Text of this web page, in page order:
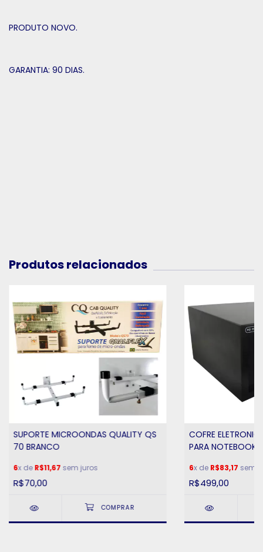
PRODUTO NOVO.
GARANTIA: 90 DIAS.
Produtos relacionados
SUPORTE MICROONDAS QUALITY QS
70 BRANCO
6x deR$11,67 sem juros
R$70,00
COFRE
PARA NOTEBOOK
6x de R$83,17 sem
R$499,00